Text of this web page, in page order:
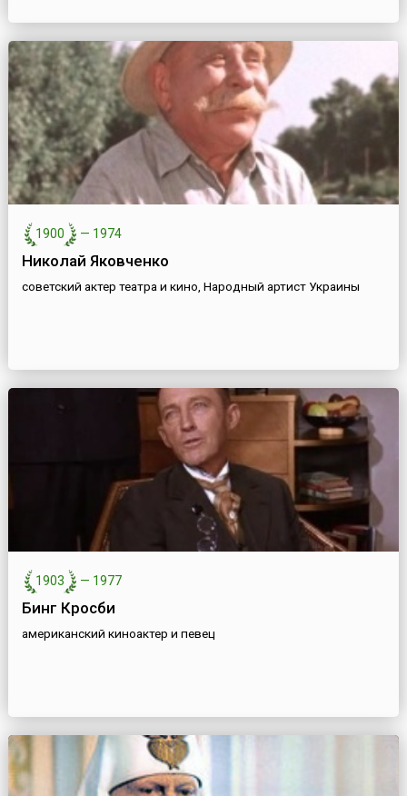
1900 — 1974
Николай Яковченко
советский актер театра и кино, Народный артист Украины
1903 — 1977
Бинг Кросби
американский киноактер и певец